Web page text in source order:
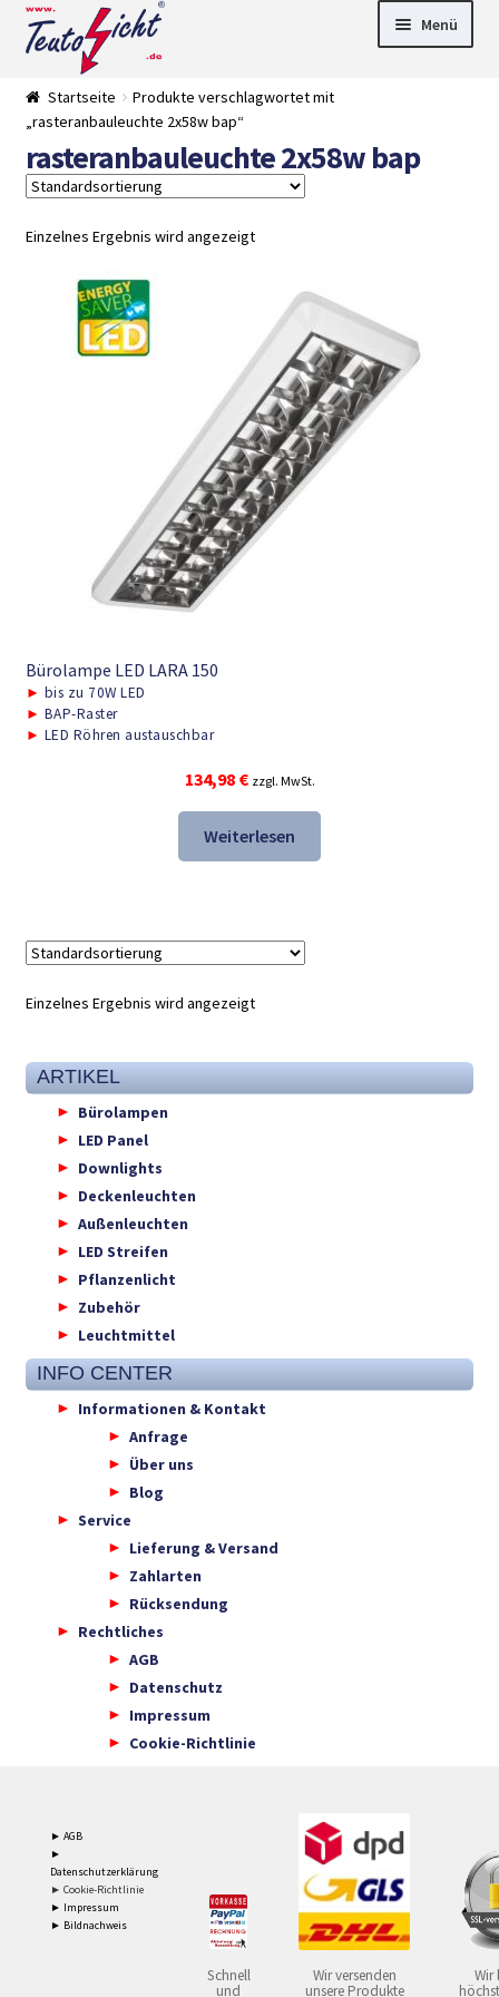
Zur
Navigation
springen
Springe
zum
Menü
tDownlights
►
Deckenleuch
►
Startseite
Produkte verschlagwortet mit
„rasteranbauleuchte 2x58w bap“
rasteranbauleuchte 2x58w bap
Einzelnes Ergebnis wird angezeigt
Bürolampe LED LARA 150
► bis zu 70W LED
► BAP-Raster
► LED Röhren austauschbar
134,98 € zzgl. MwSt.
Weiterlesen
Einzelnes Ergebnis wird angezeigt
ARTIKEL
Bürolampen
LED Panel
Downlights
Deckenleuchten
Außenleuchten
LED Streifen
Pflanzenlicht
Zubehör
Leuchtmittel
INFO CENTER
Informationen & Kontakt
Anfrage
Über uns
Blog
Service
Lieferung & Versand
Zahlarten
Rücksendung
Rechtliches
AGB
Datenschutz
Impressum
Cookie-Richtlinie
► AGB
►
Datenschutzerklärung
► Cookie-Richtlinie
► Impressum
► Bildnachweis
Schnell
und
Wir versenden
unsere Produkte
Wir